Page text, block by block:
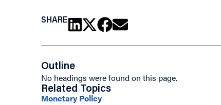
SHARE
Outline
No headings were found on this page.
Related Topics
Monetary Policy